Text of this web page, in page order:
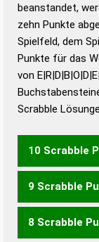
beanstandet,
zehn Punkte
Spielfeld, dem
Punkte für das
von
Scrabble
10 Scrabble
BOERDEN
9 Scrabble
BODDEN
8 Scrabble